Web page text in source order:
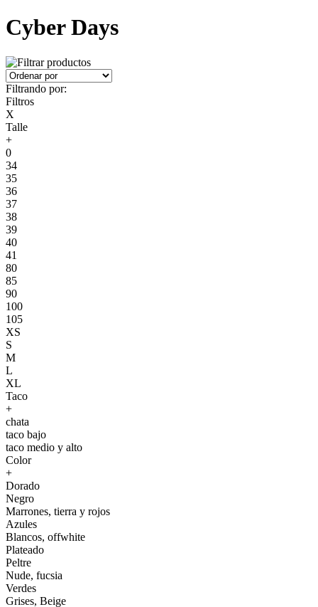
Cyber Days
Filtrando por:
Filtros
X
Talle
+
0
34
35
36
37
38
39
40
41
80
85
90
100
105
XS
S
M
L
XL
Taco
+
chata
taco bajo
taco medio y alto
Color
+
Dorado
Negro
Marrones, tierra y rojos
Azules
Blancos, offwhite
Plateado
Peltre
Nude, fucsia
Verdes
Grises, Beige